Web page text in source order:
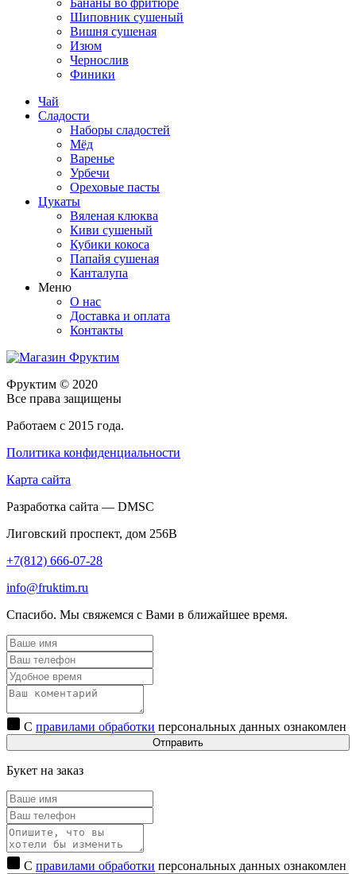
Бананы во фритюре
Шиповник сушеный
Вишня сушеная
Изюм
Чернослив
Финики
Чай
Сладости
Наборы сладостей
Мёд
Варенье
Урбечи
Ореховые пасты
Цукаты
Вяленая клюква
Киви сушеный
Кубики кокоса
Папайя сушеная
Канталупа
Меню
О нас
Доставка и оплата
Контакты
Фруктим © 2020
Все права защищены
Работаем с 2015 года.
Политика конфиденциальности
Карта сайта
Разработка сайта — DMSC
Лиговский проспект, дом 256В
+7(812) 666-07-28
info@fruktim.ru
Спасибо. Мы свяжемся с Вами в ближайшее время.
С правилами обработки персональных данных ознакомлен
Отправить
Букет на заказ
С правилами обработки персональных данных ознакомлен